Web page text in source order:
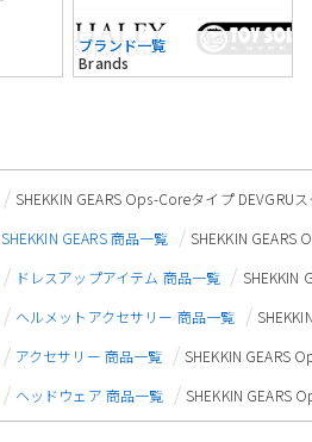
ブランド一覧
Brands
SHEKKIN GEARS Ops-Coreタイプ DEVGRU
SHEKKIN GEARS 商品一覧
SHEKKIN GEARS
ドレスアップアイテム 商品一覧
SHEKKIN
ヘルメットアクセサリー 商品一覧
アクセサリー 商品一覧
SHEKKIN GEARS
ヘッドウェア 商品一覧 SHEKKIN GEARS